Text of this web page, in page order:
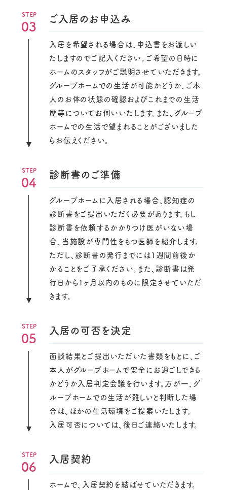
03 ご入居のお申込み
入居を希望される場合は、申込書をお渡しい
たしますのでご記入ください。ご希望の日時に
ホームのスタッフがご説明させていただきます。
グループホームでの生活が可能かどうか、ご本
人のお体の状態の確認およびこれまでの生活
歴等についてお伺いいたします。また、グループ
ホームでの生活で望まれることがございました
らお伝えください。
04 診断書のご準備
グループホームに入居される場合、認知症の
診断書をご提出いただく必要があります。もし
診断書を依頼するかかりつけ医がいない場
合、当施設が専門性をもつ医師を紹介します。
ただし、診断書の発行までには1週間前後か
かることをご了承ください。また、診断書は発
行日から1ヶ月以内のものに限定させていただ
きます。
05 入居の可否を決定
面談結果とご提出いただいた書類をもとに、ご
本人がグループホームで安全にお過ごしできる
かどうか入居判定会議を行います。万が一、グ
ループホームでの生活が難しいと判断した場
合は、ほかの生活環境をご提案いたします。
入居可否については、後日ご連絡いたします。
06 入居契約
ホームで、入居契約を結ばせていただきます。